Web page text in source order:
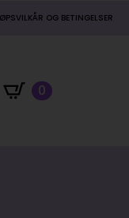
OG BETINGELSER
0